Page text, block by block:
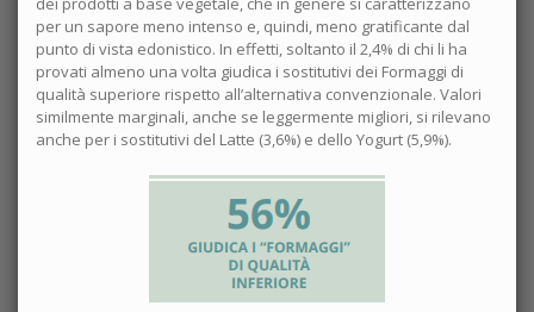
per un sapore meno intenso e, quindi, meno gratificante dal
punto di vista edonistico. In effetti, soltanto il 2,4% di chi li ha
provati almeno una volta giudica i sostitutivi dei Formaggi di
qualità superiore rispetto all’alternativa convenzionale. Valori
similmente marginali, anche se leggermente migliori, si rilevano
anche per i sostitutivi del Latte (3,6%) e dello Yogurt (5,9%).